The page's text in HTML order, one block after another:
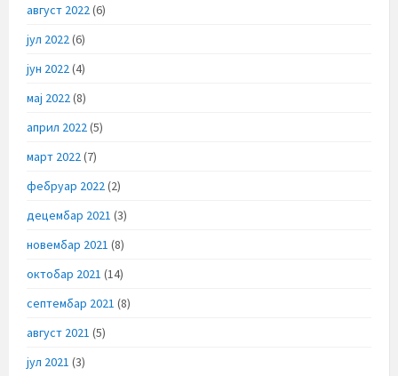
август 2022(6)
јул 2022(6)
јун 2022(4)
мај 2022(8)
април 2022(5)
март 2022(7)
фебруар 2022(2)
децембар 2021 (3)
новембар 2021 (8)
октобар 2021 (14)
септембар 2021 (8)
август 2021 (5)
јул 2021 (3)